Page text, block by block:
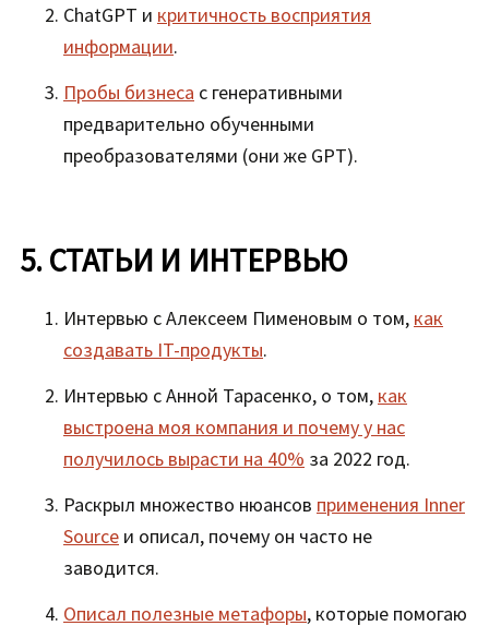
ChatGPT и критичность восприятия
информации.
Пробы бизнеса с генеративными
предварительно обученными
преобразователями (они же GPT).
5. СТАТЬИ И ИНТЕРВЬЮ
Интервью с Алексеем Пименовым о том, как
создавать IT-продукты.
Интервью с Анной Тарасенко, о том, как
выстроена моя компания и почему у нас
получилось вырасти на 40% за 2022 год.
Раскрыл множество нюансов применения Inner
Source и описал, почему он часто не
заводится.
Описал полезные метафоры, которые помогаю